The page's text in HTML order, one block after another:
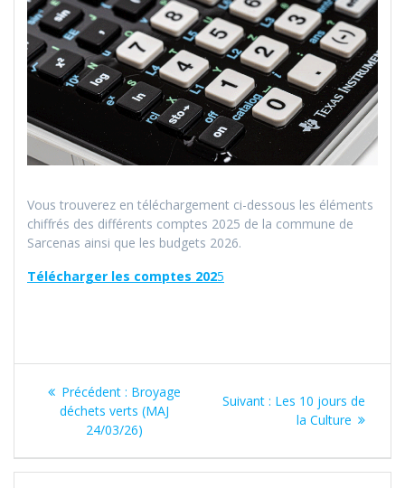
Vous trouverez en téléchargement ci-dessous les éléments
chiffrés des différents comptes 2025 de la commune de
Sarcenas ainsi que les budgets 2026.
Télécharger les comptes 2025
Navigation
l’article
Précédent : Article
précédent
:
Broyage
déchets verts (MAJ
24/03/26)
Suivant : Article
suivant
Les 10 jours de
la Culture